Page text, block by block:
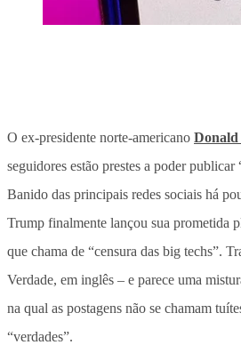
O ex-presidente norte-americano
seguidores estão prestes a poder publicar
Banido das principais redes sociais há
Trump finalmente lançou sua prometida
que chama de “censura das big techs”.
Verdade, em inglês – e parece uma
na qual as postagens não se chamam
“verdades”.